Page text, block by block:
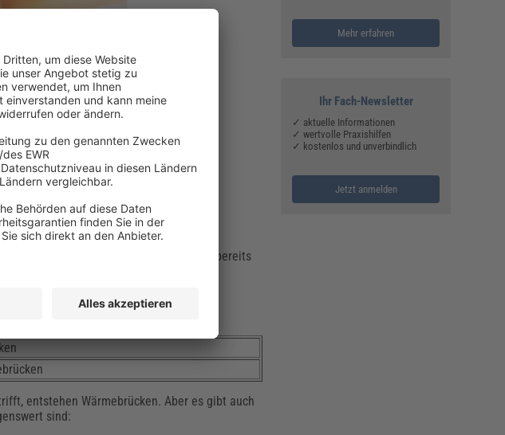
des Beiblatt 2 der DIN 4108 sollte bereits
entstehen Wärmebrücken. Aber es gibt auch
sind:
Mehr erfahren
Ihr Fach-Newsletter
✓ aktuelle Informationen
✓ wertvolle Praxishilfen
✓ kostenlos und unverbindlich
Jetzt anmelden